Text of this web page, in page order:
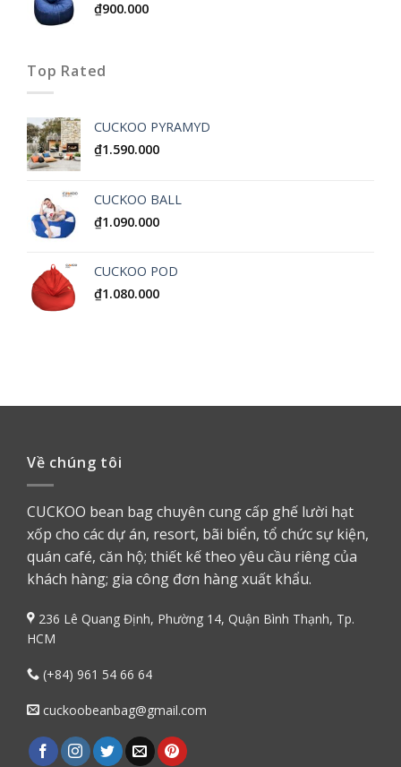
₫900.000
Top Rated
CUCKOO PYRAMYD
₫1.590.000
CUCKOO BALL
₫1.090.000
CUCKOO POD
₫1.080.000
Về chúng tôi
CUCKOO bean bag chuyên cung cấp ghế lười hạt
xốp cho các dự án, resort, bãi biển, tổ chức sự kiện,
quán café, căn hộ; thiết kế theo yêu cầu riêng của
khách hàng; gia công đơn hàng xuất khẩu.
236 Lê Quang Định, Phường 14, Quận Bình Thạnh, Tp.
HCM
(+84) 961 54 66 64
cuckoobeanbag@gmail.com